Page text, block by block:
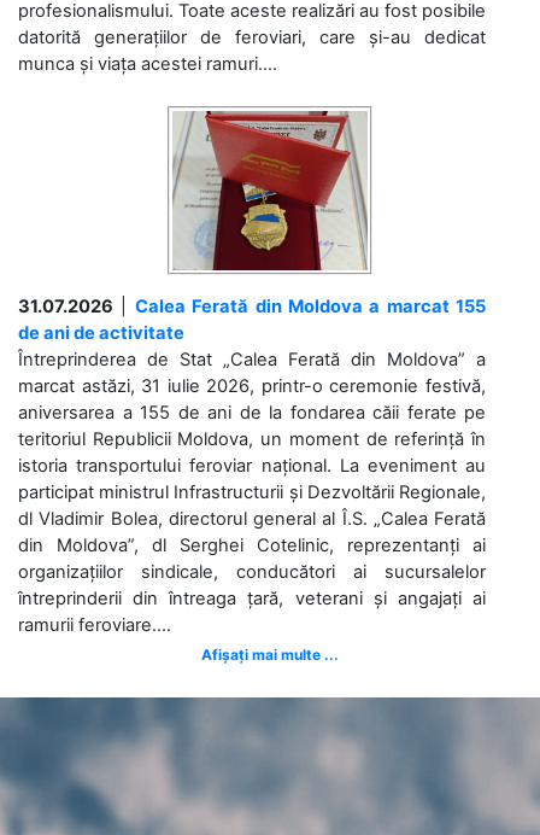
profesionalismului. Toate aceste realizări au fost posibile
datorită generațiilor de feroviari, care și-au dedicat
munca și viața acestei ramuri....
31.07.2026
Calea Ferată din Moldova a marcat 155
de ani de activitate
Întreprinderea de Stat „Calea Ferată din Moldova” a
marcat astăzi, 31 iulie 2026, printr-o ceremonie festivă,
aniversarea a 155 de ani de la fondarea căii ferate pe
teritoriul Republicii Moldova, un moment de referință în
istoria transportului feroviar național. La eveniment au
participat ministrul Infrastructurii și Dezvoltării Regionale,
dl Vladimir Bolea, directorul general al Î.S. „Calea Ferată
din Moldova”, dl Serghei Cotelinic, reprezentanți ai
organizațiilor sindicale, conducători ai sucursalelor
întreprinderii din întreaga țară, veterani și angajați ai
ramurii feroviare....
Afișați mai multe ...